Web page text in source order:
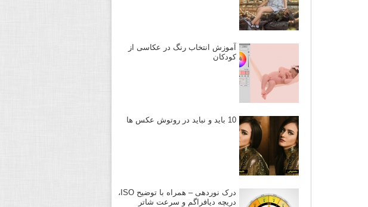
آموزش انتخاب رنگ در عکاسی از
کودکان
10 باید و نباید در روتوش عکس ها
درک نوردهی – همراه با توضیح ISO،
دریچه دیافراگم و سرعت شاتر